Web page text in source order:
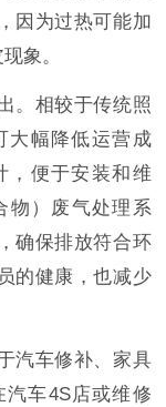
因为过热可能加
象。
。相较于传统照
大幅降低运营成
，便于安装和维
物）废气处理系
确保排放符合环
的健康，也减少
汽车修补、家具
车4S店或维修